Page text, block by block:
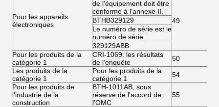
Pour les appareils
électroniques
de l'équipement doit être
conforme à l'annexe II.
49
BTHB329129
Le numéro de série est le
numéro de série.
329129ABB
Pour les produits de la
catégorie 1
CRI-1069: les résultats
de l'enquête
50
Les produits de la
catégorie 1
Pour les produits de la
catégorie 1
54
Pour les produits de
l'industrie de la
construction
BTH-1011AB, sous
réserve de l'accord de
l'OMC
55